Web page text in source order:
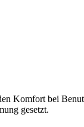
Komfort bei
gesetzt.